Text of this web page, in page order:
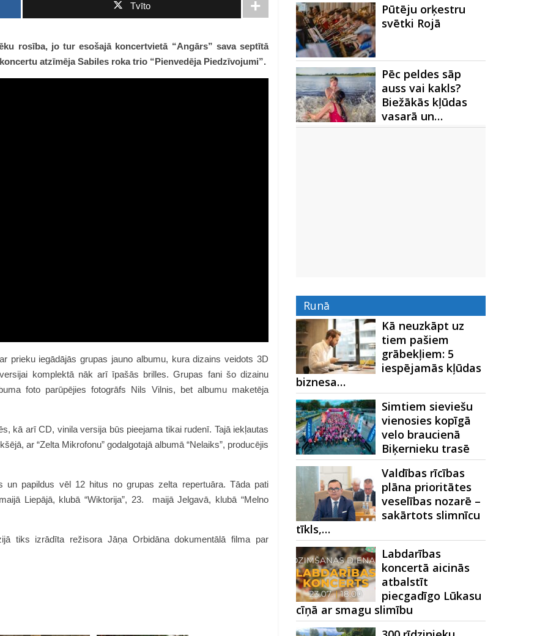
Tvīto
rosība, jo tur esošajā koncertvietā “Angārs” sava septītā
atzīmēja Sabiles roka trio “Pienvedēja Piedzīvojumi”.
prieku iegādājās grupas jauno albumu, kura dizains veidots 3D
komplektā nāk arī īpašās brilles. Grupas fani šo dizainu
foto parūpējies fotogrāfs Nils Vilnis, bet albumu maketēja
kā arī CD, vinila versija būs pieejama tikai rudenī. Tajā iekļautas
ar “Zelta Mikrofonu” godalgotajā albumā “Nelaiks”, producējis
un papildus vēl 12 hitus no grupas zelta repertuāra. Tāda pati
Liepājā, klubā “Wiktorija”, 23. maijā Jelgavā, klubā “Melno
tiks izrādīta režisora Jāņa Orbidāna dokumentālā filma par
Pūtēju orķestru
svētki Rojā
Pēc peldes sāp
auss vai kakls?
Biežākās kļūdas
vasarā un…
Runā
Kā neuzkāpt uz
tiem pašiem
grābekļiem: 5
iespējamās kļūdas
biznesa…
Simtiem sieviešu
vienosies kopīgā
velo braucienā
Biķernieku trasē
Valdības rīcības
plāna prioritātes
veselības nozarē –
sakārtots slimnīcu
tīkls,…
Labdarības
koncertā aicinās
atbalstīt
piecgadīgo Lūkasu
cīņā ar smagu slimību